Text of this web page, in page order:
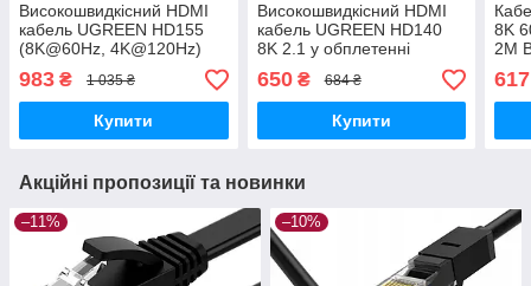
Високошвидкісний HDMI
кабель UGREEN HD155
(8K@60Hz, 4K@120Hz)
HDMI 2.1 у нейлоновому
обплетенні 3м чорний
(15966)
983 ₴ 1 035 ₴
Купити
Високошвидкісний HDMI
кабель UGREEN HD140
8K 2.1 у обплетенні
чорний 2м (80403)
650₴ 684 ₴
Купити
8K
2M
617
Акційні пропозиції та новинки
–11% –10%